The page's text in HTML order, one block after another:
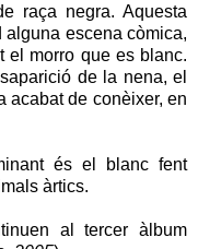
raça negra. Aquesta
escena còmica,
el morro que es blanc.
de la nena, el
acabat de conèixer, en
és el blanc fent
àrtics.
al tercer àlbum